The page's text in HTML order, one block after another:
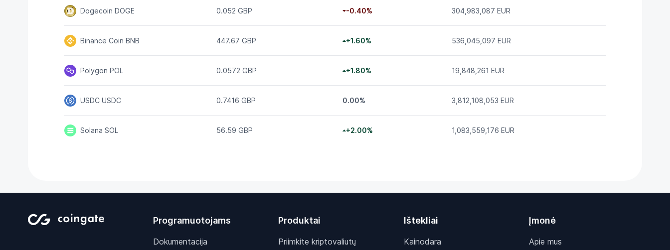
Dogecoin DOGE 0.052 GBP -0.40% 304,983,087 EUR
Binance Coin BNB 447.67 GBP +1.60% 536,045,097 EUR
Polygon POL 0.0572 GBP +1.80% 19,848,261 EUR
USDC USDC 0.7416 GBP 0.00% 3,812,108,053 EUR
Solana SOL 56.59 GBP +2.00% 1,083,559,176 EUR
Programuotojams
Dokumentacija
Produktai
Priimkite kriptovaliutų
Ištekliai
Kainodara
Įmonė
Apie mus